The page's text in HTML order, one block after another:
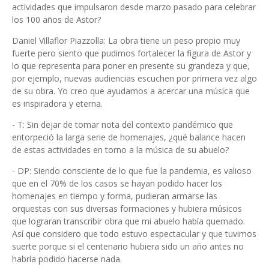
actividades que impulsaron desde marzo pasado para celebrar
los 100 años de Astor?
Daniel Villaflor Piazzolla: La obra tiene un peso propio muy
fuerte pero siento que pudimos fortalecer la figura de Astor y
lo que representa para poner en presente su grandeza y que,
por ejemplo, nuevas audiencias escuchen por primera vez algo
de su obra. Yo creo que ayudamos a acercar una música que
es inspiradora y eterna.
- T: Sin dejar de tomar nota del contexto pandémico que
entorpeció la larga serie de homenajes, ¿qué balance hacen
de estas actividades en torno a la música de su abuelo?
- DP: Siendo consciente de lo que fue la pandemia, es valioso
que en el 70% de los casos se hayan podido hacer los
homenajes en tiempo y forma, pudieran armarse las
orquestas con sus diversas formaciones y hubiera músicos
que lograran transcribir obra que mi abuelo había quemado.
Así que considero que todo estuvo espectacular y que tuvimos
suerte porque si el centenario hubiera sido un año antes no
habría podido hacerse nada.